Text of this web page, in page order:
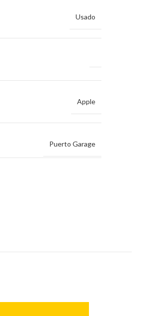
Usado
Apple
Puerto Garage